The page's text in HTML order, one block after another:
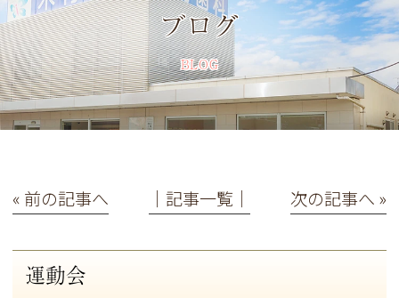
ブログ
BLOG
« 前の記事へ │記事一覧│ 次の記事へ »
運動会